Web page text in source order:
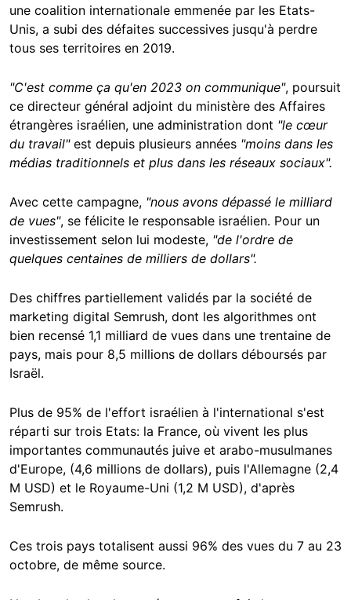
une coalition internationale emmenée par les Etats-
Unis, a subi des défaites successives jusqu'à perdre
tous ses territoires en 2019.
"C'est comme ça qu'en 2023 on communique", poursuit
ce directeur général adjoint du ministère des Affaires
étrangères israélien, une administration dont "le cœur
du travail"est depuis plusieurs années "moins dans les
médias traditionnels et plus dans les réseaux sociaux".
Avec cette campagne, "nous avons dépassé le milliard
de vues", se félicite le responsable israélien. Pour un
investissement selon lui modeste, "de l'ordre de
quelques centaines de milliers de dollars".
Des chiffres partiellement validés par la société de
marketing digital Semrush, dont les algorithmes ont
bien recensé 1,1 milliard de vues dans une trentaine de
pays, mais pour 8,5 millions de dollars déboursés par
Israël.
Plus de 95% de l'effort israélien à l'international s'est
réparti sur trois Etats: la France, où vivent les plus
importantes communautés juive et arabo-musulmanes
d'Europe, (4,6 millions de dollars), puis l'Allemagne (2,4
M USD) et le Royaume-Uni (1,2 M USD), d'après
Semrush.
Ces trois pays totalisent aussi 96% des vues du 7 au 23
octobre, de même source.